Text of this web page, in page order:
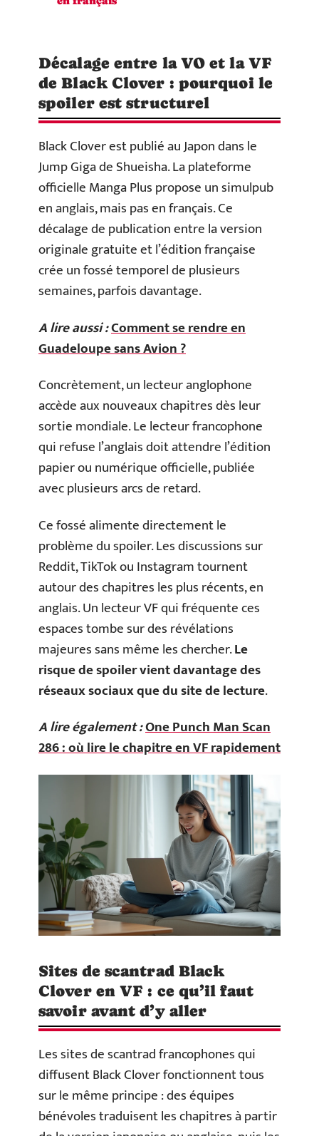
Décalage entre la VO et la VF
de Black Clover : pourquoi le
spoiler est structurel
Black Clover est publié au Japon dans le
Jump Giga de Shueisha. La plateforme
officielle Manga Plus propose un simulpub
en anglais, mais pas en français. Ce
décalage de publication entre la version
originale gratuite et l’édition française
crée un fossé temporel de plusieurs
semaines, parfois davantage.
A lire aussi :Comment se rendre en
Guadeloupe sans Avion ?
Concrètement, un lecteur anglophone
accède aux nouveaux chapitres dès leur
sortie mondiale. Le lecteur francophone
qui refuse l’anglais doit attendre l’édition
papier ou numérique officielle, publiée
avec plusieurs arcs de retard.
Ce fossé alimente directement le
problème du spoiler. Les discussions sur
Reddit, TikTok ou Instagram tournent
autour des chapitres les plus récents, en
anglais. Un lecteur VF qui fréquente ces
espaces tombe sur des révélations
majeures sans même les chercher.Le
risque de spoiler vient davantage des
réseaux sociaux que du site de lecture.
A lire également :One Punch Man Scan
286 : où lire le chapitre en VF rapidement
Sites de scantrad Black
Clover en VF : ce qu’il faut
savoir avant d’y aller
Les sites de scantrad francophones qui
diffusent Black Clover fonctionnent tous
sur le même principe : des équipes
bénévoles traduisent les chapitres à partir